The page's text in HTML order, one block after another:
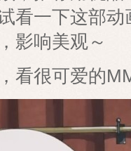
看一下这部
影响美观～
看很可爱的